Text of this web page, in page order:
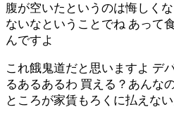
腹が空いたというのは悔しく
ないなということでね あって
んですよ
これ餓鬼道だと思いますよ デ
るあるあるわ 買える？あんな
ところが家賃もろくに払えな